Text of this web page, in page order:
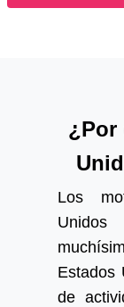
¿Por
Los
Estados
de